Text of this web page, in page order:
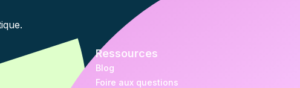
Ressources
Blog
Foire aux questions